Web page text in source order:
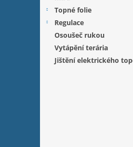
Topné folie
Regulace
Osoušeč rukou
Vytápění terária
Jištění elektrického